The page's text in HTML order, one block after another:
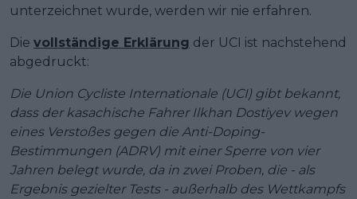
unterzeichnet wurde, werden wir nie erfahren.
Die vollständige Erklärung der UCI ist nachstehend
abgedruckt:
Die Union Cycliste Internationale (UCI) gibt bekannt,
dass der kasachische Fahrer Ilkhan Dostiyev wegen
eines Verstoßes gegen die Anti-Doping-
Bestimmungen (ADRV) mit einer Sperre von vier
Jahren belegt wurde, da in zwei Proben, die - als
Ergebnis gezielter Tests - außerhalb des Wettkampfs